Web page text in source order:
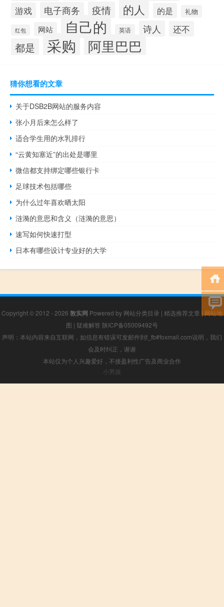
游戏 电子商务 疫情 的人 的是 礼物
红包 网站 自己的 英语 诗人 还不
都是 采购 阿里巴巴
猜你想看的文章
关于DSB2B网站的服务内容
张小月后来怎么样了
适合学生用的水乳排行
“云黄知塞近”的出处是哪里
微信都支持绑定哪些银行卡
足球技术包括哪些
为什么过年喜欢晒太阳
涟漪的意思和含义（涟漪的意思）
速写如何快速打型
日本有哪些设计专业好的大学
Copyright © 2012 - 2026 敦实网 Powered by 网站分类目录 | 精选推荐文章 | 网站地
图 | 疑难解答 陕ICP备05009492号
声明：本站内容来自互联网，如信息有错误可发邮件到f_fb#foxmail.com说明，我们
会及时纠正，谢谢
本站仅为个人兴趣爱好，不接盈利性广告及商业合作
小男孩